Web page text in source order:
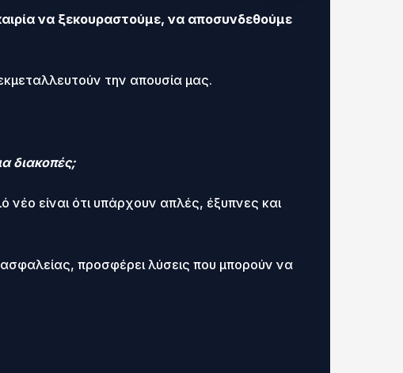
να ξεκουραστούμε, να αποσυνδεθούμε
την απουσία μας.
διακοπές;
νέο είναι ότι υπάρχουν απλές, έξυπνες και
προσφέρει λύσεις που μπορούν να